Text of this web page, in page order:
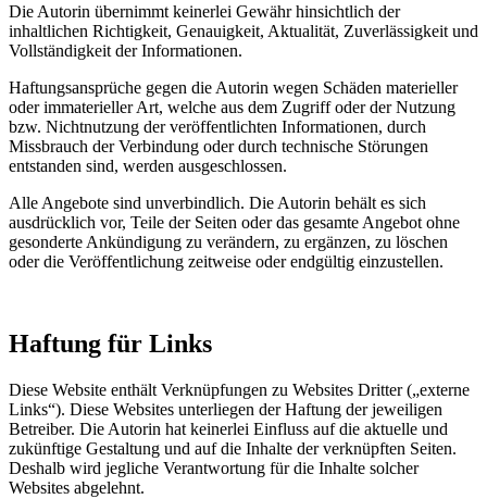
Die Autorin übernimmt keinerlei Gewähr hinsichtlich der
inhaltlichen Richtigkeit, Genauigkeit, Aktualität, Zuverlässigkeit und
Vollständigkeit der Informationen.
Haftungsansprüche gegen die Autorin wegen Schäden materieller
oder immaterieller Art, welche aus dem Zugriff oder der Nutzung
bzw. Nichtnutzung der veröffentlichten Informationen, durch
Missbrauch der Verbindung oder durch technische Störungen
entstanden sind, werden ausgeschlossen.
Alle Angebote sind unverbindlich. Die Autorin behält es sich
ausdrücklich vor, Teile der Seiten oder das gesamte Angebot ohne
gesonderte Ankündigung zu verändern, zu ergänzen, zu löschen
oder die Veröffentlichung zeitweise oder endgültig einzustellen.
Haftung für Links
Diese Website enthält Verknüpfungen zu Websites Dritter („externe
Links“). Diese Websites unterliegen der Haftung der jeweiligen
Betreiber. Die Autorin hat keinerlei Einfluss auf die aktuelle und
zukünftige Gestaltung und auf die Inhalte der verknüpften Seiten.
Deshalb wird jegliche Verantwortung für die Inhalte solcher
Websites abgelehnt.